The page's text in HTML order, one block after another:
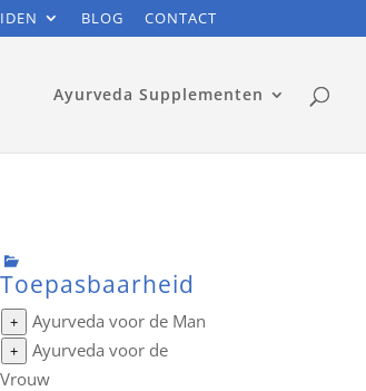
BLOG CONTACT
Ayurveda Supplementen
Toepasbaarheid
+ Ayurveda voor de Man
+
Ayurveda voor de
Vrouw